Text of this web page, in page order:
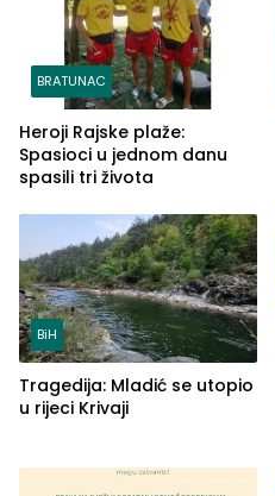
BRATUNAC
Heroji Rajske plaže:
Spasioci u jednom danu
spasili tri života
BiH
Tragedija: Mladić se utopio
u rijeci Krivaji